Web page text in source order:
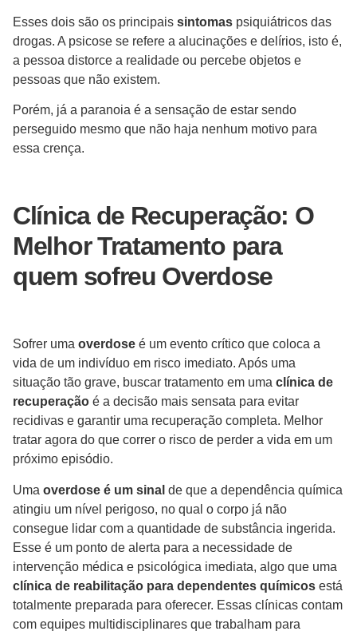
Esses dois são os principais sintomas psiquiátricos das
drogas. A psicose se refere a alucinações e delírios, isto é,
a pessoa distorce a realidade ou percebe objetos e
pessoas que não existem.
Porém, já a paranoia é a sensação de estar sendo
perseguido mesmo que não haja nenhum motivo para
essa crença.
Clínica de Recuperação: O
Melhor Tratamento para
quem sofreu Overdose
Sofrer uma overdose é um evento crítico que coloca a
vida de um indivíduo em risco imediato. Após uma
situação tão grave, buscar tratamento em uma clínica de
recuperação é a decisão mais sensata para evitar
recidivas e garantir uma recuperação completa. Melhor
tratar agora do que correr o risco de perder a vida em um
próximo episódio.
Uma overdose é um sinal de que a dependência química
atingiu um nível perigoso, no qual o corpo já não
consegue lidar com a quantidade de substância ingerida.
Esse é um ponto de alerta para a necessidade de
intervenção médica e psicológica imediata, algo que uma
clínica de reabilitação para dependentes químicos está
totalmente preparada para oferecer. Essas clínicas contam
com equipes multidisciplinares que trabalham para